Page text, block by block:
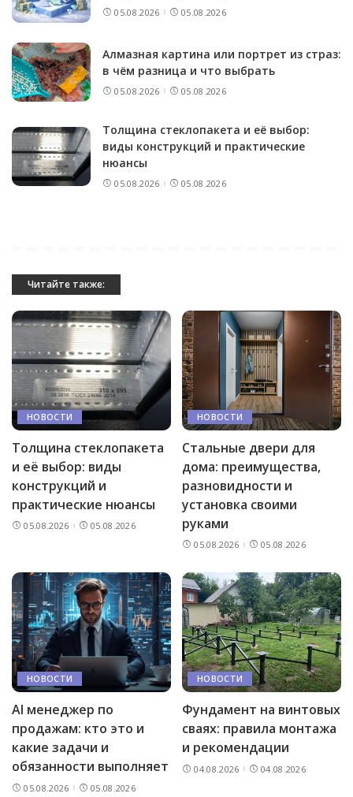
05.08.2026 05.08.2026
Алмазная картина или портрет из страз:
в чём разница и что выбрать
05.08.2026 05.08.2026
Толщина стеклопакета и её выбор:
виды конструкций и практические
нюансы
05.08.2026 05.08.2026
Читайте также:
НОВОСТИ
Толщина стеклопакета
и её выбор: виды
конструкций и
практические нюансы
05.08.2026 05.08.2026
НОВОСТИ
Стальные двери для
дома: преимущества,
разновидности и
установка своими
руками
05.08.2026 05.08.2026
НОВОСТИ
AI менеджер по
продажам: кто это и
какие задачи и
обязанности выполняет
05.08.2026 05.08.2026
НОВОСТИ
Фундамент на винтовых
сваях: правила монтажа
и рекомендации
04.08.2026 04.08.2026